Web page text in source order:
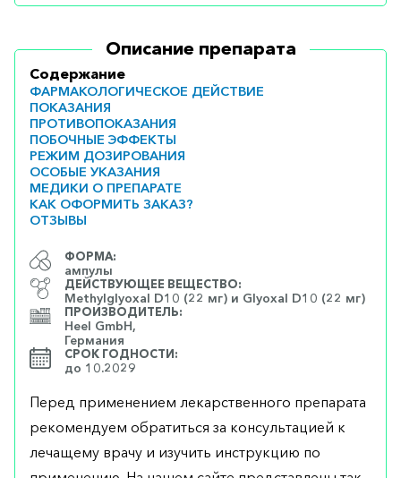
Описание препарата
Содержание
ФАРМАКОЛОГИЧЕСКОЕ ДЕЙСТВИЕ
ПОКАЗАНИЯ
ПРОТИВОПОКАЗАНИЯ
ПОБОЧНЫЕ ЭФФЕКТЫ
РЕЖИМ ДОЗИРОВАНИЯ
ОСОБЫЕ УКАЗАНИЯ
МЕДИКИ О ПРЕПАРАТЕ
КАК ОФОРМИТЬ ЗАКАЗ?
ОТЗЫВЫ
ФОРМА:
ампулы
ДЕЙСТВУЮЩЕЕ ВЕЩЕСТВО:
Methylglyoxal D10 (22 мг) и Glyoxal D10 (22 мг)
ПРОИЗВОДИТЕЛЬ:
Heel GmbH,
Германия
СРОК ГОДНОСТИ:
до 10.2029
Перед применением лекарственного препарата
рекомендуем обратиться за консультацией к
лечащему врачу и изучить инструкцию по